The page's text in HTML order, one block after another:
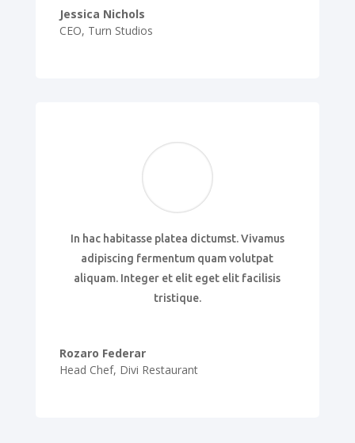
Jessica Nichols
CEO, Turn Studios
In hac habitasse platea dictumst. Vivamus
adipiscing fermentum quam volutpat
aliquam. Integer et elit eget elit facilisis
tristique.
Rozaro Federar
Head Chef, Divi Restaurant